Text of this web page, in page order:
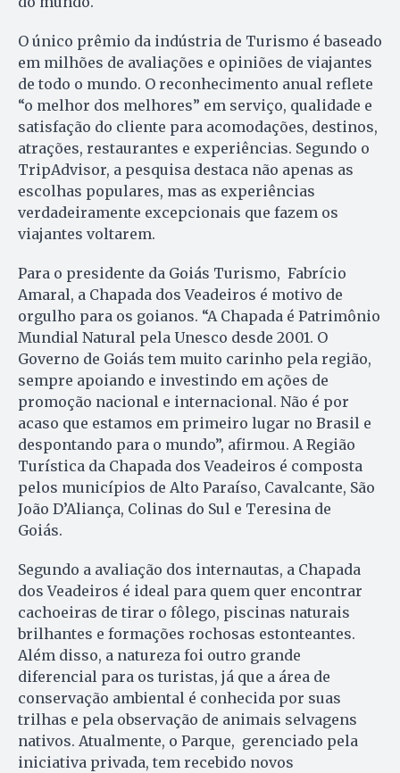
O único prêmio da indústria de Turismo é baseado
em milhões de avaliações e opiniões de viajantes
de todo o mundo. O reconhecimento anual reflete
“o melhor dos melhores” em serviço, qualidade e
satisfação do cliente para acomodações, destinos,
atrações, restaurantes e experiências. Segundo o
TripAdvisor, a pesquisa destaca não apenas as
escolhas populares, mas as experiências
verdadeiramente excepcionais que fazem os
viajantes voltarem.
Para o presidente da Goiás Turismo, Fabrício
Amaral, a Chapada dos Veadeiros é motivo de
orgulho para os goianos. “A Chapada é Patrimônio
Mundial Natural pela Unesco desde 2001. O
Governo de Goiás tem muito carinho pela região,
sempre apoiando e investindo em ações de
promoção nacional e internacional. Não é por
acaso que estamos em primeiro lugar no Brasil e
despontando para o mundo”, afirmou. A Região
Turística da Chapada dos Veadeiros é composta
pelos municípios de Alto Paraíso, Cavalcante, São
João D’Aliança, Colinas do Sul e Teresina de
Goiás.
Segundo a avaliação dos internautas, a Chapada
dos Veadeiros é ideal para quem quer encontrar
cachoeiras de tirar o fôlego, piscinas naturais
brilhantes e formações rochosas estonteantes.
Além disso, a natureza foi outro grande
diferencial para os turistas, já que a área de
conservação ambiental é conhecida por suas
trilhas e pela observação de animais selvagens
nativos. Atualmente, o Parque, gerenciado pela
iniciativa privada, tem recebido novos